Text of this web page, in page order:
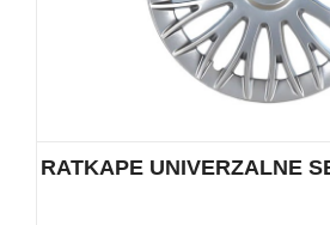
RATKAPE UNIVERZALNE